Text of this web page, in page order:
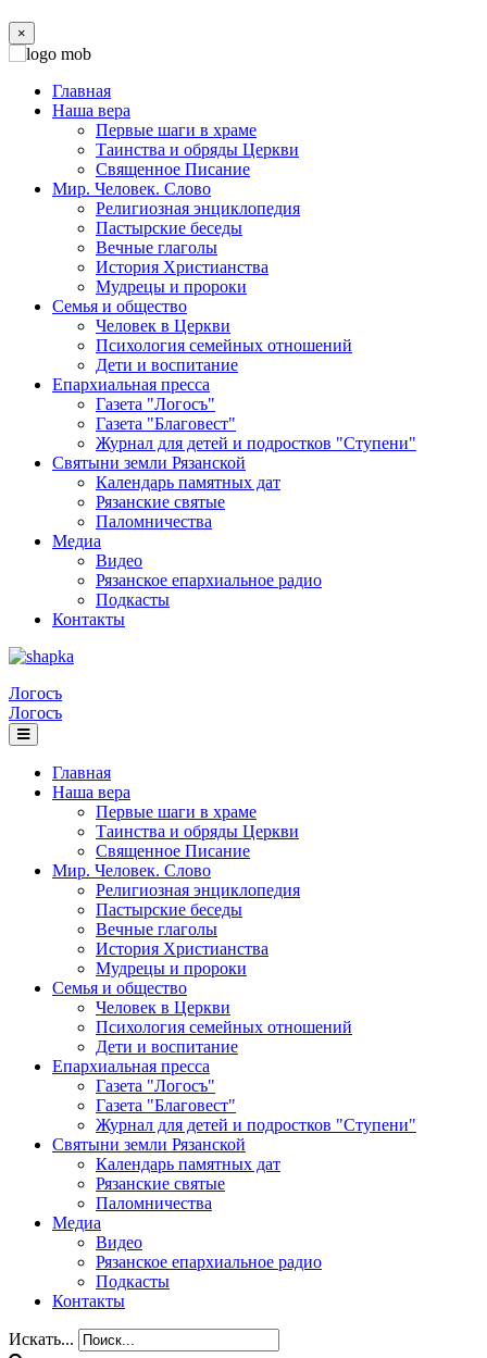
×
Главная
Наша вера
Первые шаги в храме
Таинства и обряды Церкви
Священное Писание
Мир. Человек. Слово
Религиозная энциклопедия
Пастырские беседы
Вечные глаголы
История Христианства
Мудрецы и пророки
Семья и общество
Человек в Церкви
Психология семейных отношений
Дети и воспитание
Епархиальная пресса
Газета "Логосъ"
Газета "Благовест"
Журнал для детей и подростков "Ступени"
Святыни земли Рязанской
Календарь памятных дат
Рязанские святые
Паломничества
Медиа
Видео
Рязанское епархиальное радио
Подкасты
Контакты
Логосъ
Логосъ
Главная
Наша вера
Первые шаги в храме
Таинства и обряды Церкви
Священное Писание
Мир. Человек. Слово
Религиозная энциклопедия
Пастырские беседы
Вечные глаголы
История Христианства
Мудрецы и пророки
Семья и общество
Человек в Церкви
Психология семейных отношений
Дети и воспитание
Епархиальная пресса
Газета "Логосъ"
Газета "Благовест"
Журнал для детей и подростков "Ступени"
Святыни земли Рязанской
Календарь памятных дат
Рязанские святые
Паломничества
Медиа
Видео
Рязанское епархиальное радио
Подкасты
Контакты
Искать...